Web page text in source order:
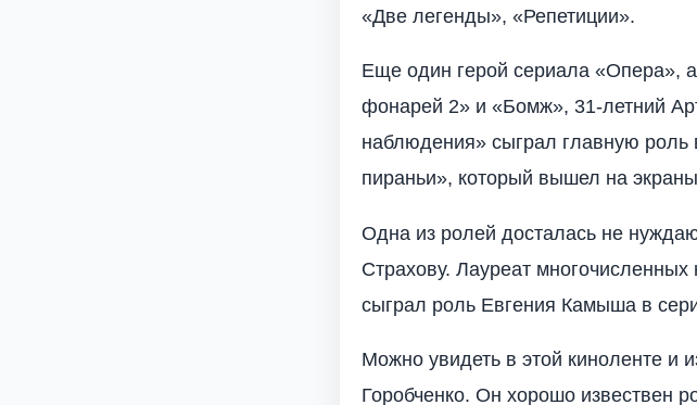
«Две легенды», «Репетиции».
Еще один герой сериала «Опера»,
фонарей 2» и «Бомж», 31-летний
наблюдения» сыграл главную
пираньи», который вышел на
Одна из ролей досталась не
Страхову. Лауреат
сыграл роль Евгения Камыша в
Можно увидеть в этой киноленте и
Горобченко. Он хорошо извествен